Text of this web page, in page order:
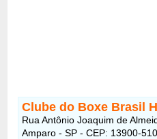
Clube do Boxe Brasil
Rua Antônio Joaquim de
Amparo - SP - CEP: 13900-510